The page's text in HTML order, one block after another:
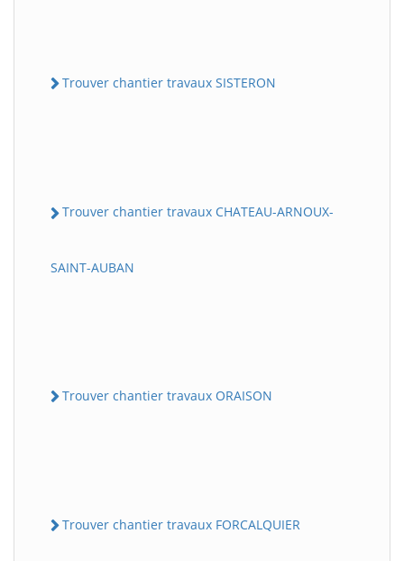
Trouver chantier travaux SISTERON
Trouver chantier travaux CHATEAU-ARNOUX-
SAINT-AUBAN
Trouver chantier travaux ORAISON
Trouver chantier travaux FORCALQUIER